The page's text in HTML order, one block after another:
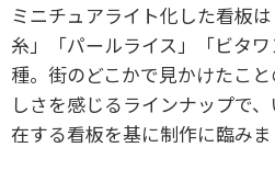
ミニチュアライト化した看板
糸」「パールライス」「ビタ
種。街のどこかで見かけたこ
しさを感じるラインナップで
在する看板を基に制作に臨みま